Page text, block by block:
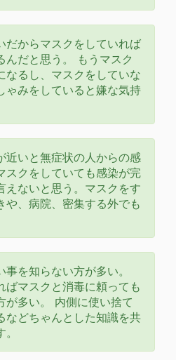
だからマスクをしていれば
んだと思う。 もうマスク
なるし、マスクをしていな
ゃみをしていると嫌な気持
近いと無症状の人からの感
スクをしていても感染が完
えないと思う。マスクをす
や、病院、密集する外でも
を知らない方が多い。
ばマスクと消毒に頼っても
が多い。 内側に使い捨て
などちゃんとした知識を共